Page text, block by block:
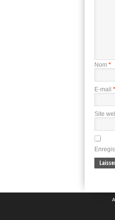
Nom *
E-mail *
Site